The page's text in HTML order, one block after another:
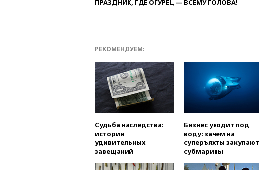
ПРАЗДНИК, ГДЕ ОГУРЕЦ — ВСЕМУ ГОЛОВА!
РЕКОМЕНДУЕМ:
Судьба наследства:
истории
удивительных
завещаний
Бизнес уходит под
воду: зачем на
суперъяхты закупают
субмарины